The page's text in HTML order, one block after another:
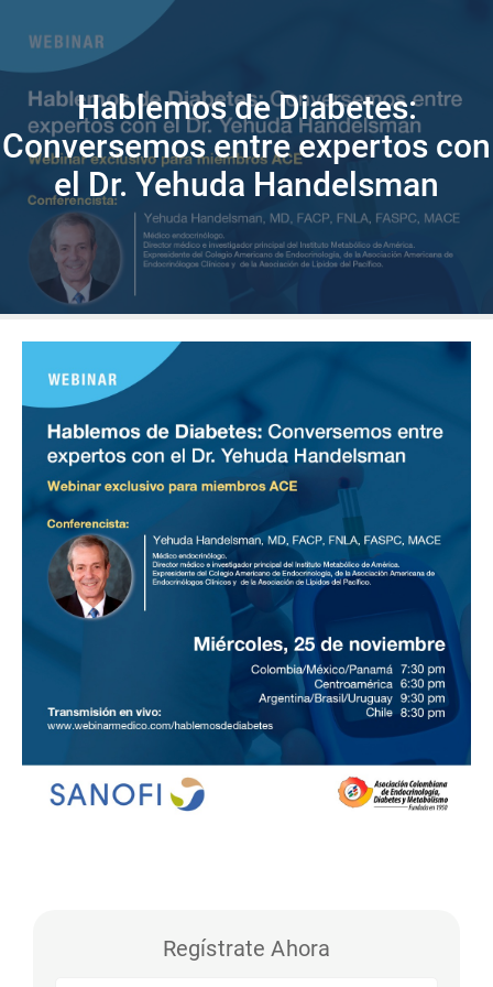
Hablemos de Diabetes:
Conversemos entre expertos con
el Dr. Yehuda Handelsman
Regístrate Ahora